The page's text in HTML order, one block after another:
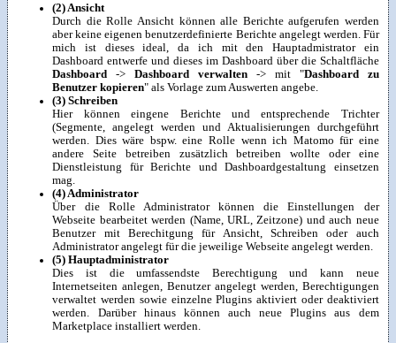
(2) Ansicht
Durch die Rolle Ansicht können alle Berichte aufgerufen werden
aber keine eigenen benutzerdefinierte Berichte angelegt werden. Für
mich ist dieses ideal, da ich mit den Hauptadmistrator ein
Dashboard entwerfe und dieses im Dashboard über die Schaltfläche
Dashboard->Dashboard verwalten -> mit "Dashboard zu
Benutzer kopieren" als Vorlage zum Auswerten angebe.
(3) Schreiben
Hier können eingene Berichte und entsprechende Trichter
(Segmente, angelegt werden und Aktualisierungen durchgeführt
werden. Dies wäre bspw. eine Rolle wenn ich Matomo für eine
andere Seite betreiben zusätzlich betreiben wollte oder eine
Dienstleistung für Berichte und Dashboardgestaltung einsetzen
mag.
(4) Administrator
Über die Rolle Administrator können die Einstellungen der
Webseite bearbeitet werden (Name, URL, Zeitzone) und auch neue
Benutzer mit Berechitgung für Ansicht, Schreiben oder auch
Administrator angelegt für die jeweilige Webseite angelegt werden.
(5) Hauptadministrator
Dies ist die umfassendste Berechtigung und kann neue
Internetseiten anlegen, Benutzer angelegt werden, Berechtigungen
verwaltet werden sowie einzelne Plugins aktiviert oder deaktiviert
werden. Darüber hinaus können auch neue Plugins aus dem
Marketplace installiert werden.